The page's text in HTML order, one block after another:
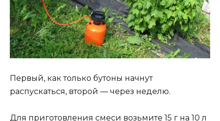
Первый, как только бутоны начнут
распускаться, второй — через неделю.
Для приготовления смеси возьмите 15 г на 10 л